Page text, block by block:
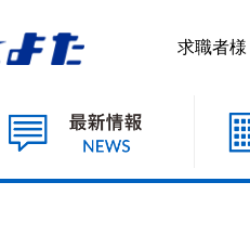
求職者様